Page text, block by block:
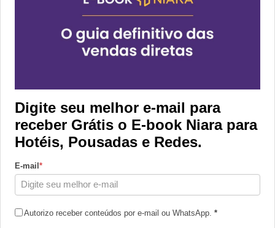
Onboarding – 10 passos para
melhor utilizar
Conheça os 10 passos para usar todo potencial
da sua Central de Reservas.
Digite seu melhor e-mail para
receber Grátis o E-book Niara para
Hotéis, Pousadas e Redes.
E-mail*
Autorizo receber conteúdos por e-mail ou WhatsApp. *